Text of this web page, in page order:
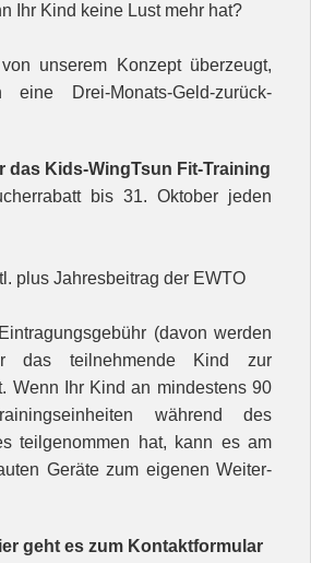
Ihr Kind keine Lust mehr hat?
unserem Konzept überzeugt,
Drei-Monats-Geld-zurück-
das Kids-WingTsun Fit-Training
bis 31. Oktober jeden
plus Jahresbeitrag der EWTO
(davon werden
das teilnehmende Kind zur
Wenn Ihr Kind an mindestens 90
während des
teilgenommen hat, kann es am
Geräte zum eigenen Weiter-
geht es zum Kontaktformular